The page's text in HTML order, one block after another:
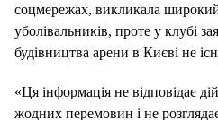
соцмережах, викликала
уболівальників, проте у клубі
будівництва арени в Києві не
«Ця інформація не відповідає
жодних перемовин і не